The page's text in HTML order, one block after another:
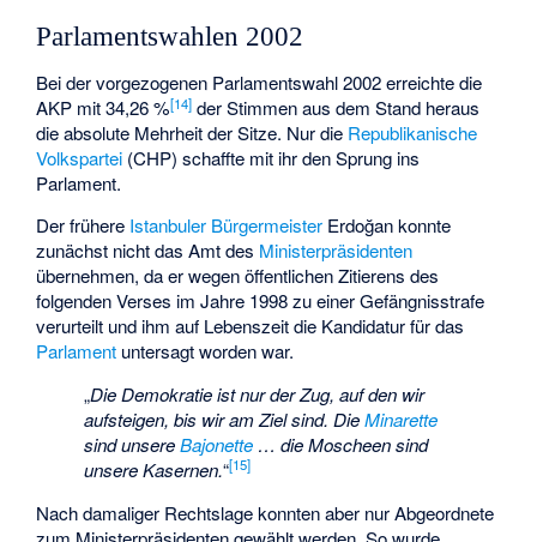
Parlamentswahlen 2002
Bei der vorgezogenen Parlamentswahl 2002 erreichte die
AKP mit 34,26 %[14] der Stimmen aus dem Stand heraus
die absolute Mehrheit der Sitze. Nur die Republikanische
Volkspartei (CHP) schaffte mit ihr den Sprung ins
Parlament.
Der frühere Istanbuler Bürgermeister Erdoğan konnte
zunächst nicht das Amt des Ministerpräsidenten
übernehmen, da er wegen öffentlichen Zitierens des
folgenden Verses im Jahre 1998 zu einer Gefängnisstrafe
verurteilt und ihm auf Lebenszeit die Kandidatur für das
Parlament untersagt worden war.
„Die Demokratie ist nur der Zug, auf den wir
aufsteigen, bis wir am Ziel sind. DieMinarette
sind unsereBajonette … die Moscheen sind
unsere Kasernen.“[15]
Nach damaliger Rechtslage konnten aber nur Abgeordnete